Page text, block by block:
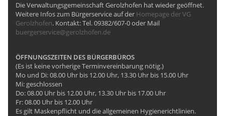
Die Verwaltungsgemeinschaft Gerolzhofen hat wieder geöffnet.
Weitere Infos zum Bürgerservice auf der Homepage der VG
Gerolzhofen. Kontakt: Tel. 09382/607-0 oder Mail
buergerservice@gerolzhofen.de
ÖFFNUNGSZEITEN DES BÜRGERBÜROS
(Es ist keine vorherige Terminvereinbarung nötig.)
Mo und Di: 08.00 Uhr bis 12.00 Uhr, 13.30 Uhr bis 15.00 Uhr
Mi: geschlossen
Do: 08.00 Uhr bis 12.00 Uhr, 13.30 Uhr bis 17.00 Uhr
Fr: 08.00 Uhr bis 12.00 Uhr
Es gilt Maskenpflicht und die allgemeinen Hygienerichtlinien.